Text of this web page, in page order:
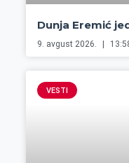
Dunja Eremić
9. avgust 2026.
VESTI